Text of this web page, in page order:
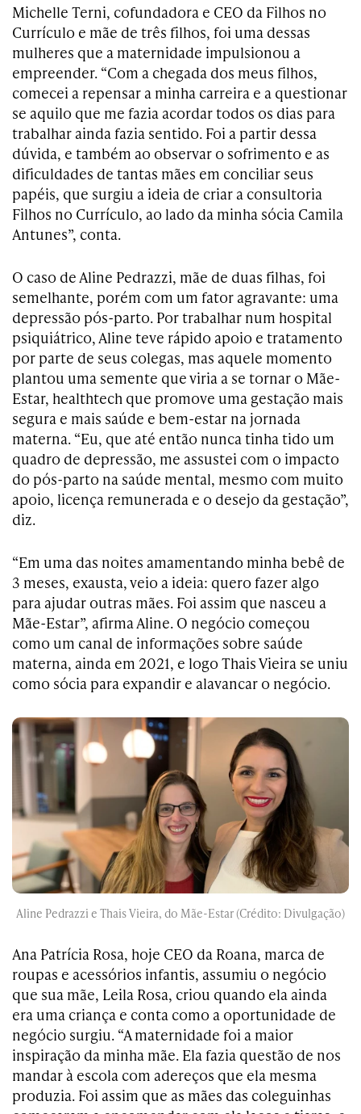
Michelle Terni, cofundadora e CEO da Filhos no
Currículo e mãe de três filhos, foi uma dessas
mulheres que a maternidade impulsionou a
empreender. “Com a chegada dos meus filhos,
comecei a repensar a minha carreira e a questionar
se aquilo que me fazia acordar todos os dias para
trabalhar ainda fazia sentido. Foi a partir dessa
dúvida, e também ao observar o sofrimento e as
dificuldades de tantas mães em conciliar seus
papéis, que surgiu a ideia de criar a consultoria
Filhos no Currículo, ao lado da minha sócia Camila
Antunes”, conta.
O caso de Aline Pedrazzi, mãe de duas filhas, foi
semelhante, porém com um fator agravante: uma
depressão pós-parto. Por trabalhar num hospital
psiquiátrico, Aline teve rápido apoio e tratamento
por parte de seus colegas, mas aquele momento
plantou uma semente que viria a se tornar o Mãe-
Estar, healthtech que promove uma gestação mais
segura e mais saúde e bem-estar na jornada
materna. “Eu, que até então nunca tinha tido um
quadro de depressão, me assustei com o impacto
do pós-parto na saúde mental, mesmo com muito
apoio, licença remunerada e o desejo da gestação”,
diz.
“Em uma das noites amamentando minha bebê de
3 meses, exausta, veio a ideia: quero fazer algo
para ajudar outras mães. Foi assim que nasceu a
Mãe-Estar”, afirma Aline. O negócio começou
como um canal de informações sobre saúde
materna, ainda em 2021, e logo Thais Vieira se uniu
como sócia para expandir e alavancar o negócio.
Aline Pedrazzi e Thais Vieira, do Mãe-Estar (Crédito: Divulgação)
Ana Patrícia Rosa, hoje CEO da Roana, marca de
roupas e acessórios infantis, assumiu o negócio
que sua mãe, Leila Rosa, criou quando ela ainda
era uma criança e conta como a oportunidade de
negócio surgiu. “A maternidade foi a maior
inspiração da minha mãe. Ela fazia questão de nos
mandar à escola com adereços que ela mesma
produzia. Foi assim que as mães das coleguinhas